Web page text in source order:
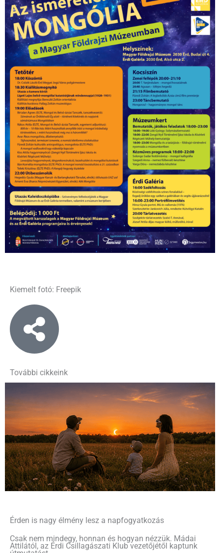
Kiemelt fotó: Freepik
További cikkeink
Érden is nagy élmény lesz a napfogyatkozás
Csak nem mindegy, honnan és hogyan nézzük. Mádai
Attilától, az Érdi Csillagászati Klub vezetőjétől kaptunk